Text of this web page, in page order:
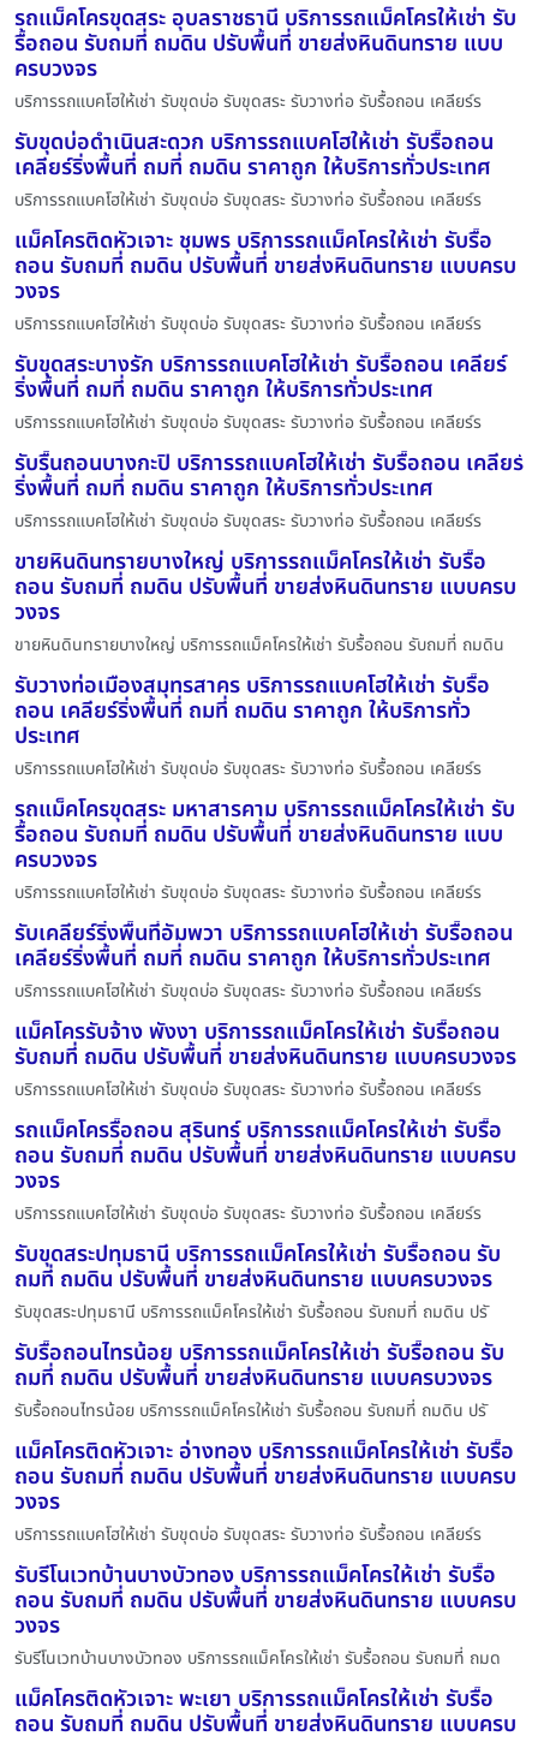
รถแม็คโครขุดสระ อุบลราชธานี บริการรถแม็คโครให้เช่า รับ
รื้อถอน รับถมที่ ถมดิน ปรับพื้นที่ ขายส่งหินดินทราย แบบ
ครบวงจร
บริการรถแบคโฮให้เช่า รับขุดบ่อ รับขุดสระ รับวางท่อ รับรื้อถอน เคลียร์ร
รับขุดบ่อดำเนินสะดวก บริการรถแบคโฮให้เช่า รับรื้อถอน
เคลียร์ริ่งพื้นที่ ถมที่ ถมดิน ราคาถูก ให้บริการทั่วประเทศ
บริการรถแบคโฮให้เช่า รับขุดบ่อ รับขุดสระ รับวางท่อ รับรื้อถอน เคลียร์ร
แม็คโครติดหัวเจาะ ชุมพร บริการรถแม็คโครให้เช่า รับรื้อ
ถอน รับถมที่ ถมดิน ปรับพื้นที่ ขายส่งหินดินทราย แบบครบ
วงจร
บริการรถแบคโฮให้เช่า รับขุดบ่อ รับขุดสระ รับวางท่อ รับรื้อถอน เคลียร์ร
รับขุดสระบางรัก บริการรถแบคโฮให้เช่า รับรื้อถอน เคลียร์
ริ่งพื้นที่ ถมที่ ถมดิน ราคาถูก ให้บริการทั่วประเทศ
บริการรถแบคโฮให้เช่า รับขุดบ่อ รับขุดสระ รับวางท่อ รับรื้อถอน เคลียร์ร
รับรื้นถอนบางกะปิ บริการรถแบคโฮให้เช่า รับรื้อถอน เคลียร์
ริ่งพื้นที่ ถมที่ ถมดิน ราคาถูก ให้บริการทั่วประเทศ
บริการรถแบคโฮให้เช่า รับขุดบ่อ รับขุดสระ รับวางท่อ รับรื้อถอน เคลียร์ร
ขายหินดินทรายบางใหญ่ บริการรถแม็คโครให้เช่า รับรื้อ
ถอน รับถมที่ ถมดิน ปรับพื้นที่ ขายส่งหินดินทราย แบบครบ
วงจร
ขายหินดินทรายบางใหญ่ บริการรถแม็คโครให้เช่า รับรื้อถอน รับถมที่ ถมดิน
รับวางท่อเมืองสมุทรสาคร บริการรถแบคโฮให้เช่า รับรื้อ
ถอน เคลียร์ริ่งพื้นที่ ถมที่ ถมดิน ราคาถูก ให้บริการทั่ว
ประเทศ
บริการรถแบคโฮให้เช่า รับขุดบ่อ รับขุดสระ รับวางท่อ รับรื้อถอน เคลียร์ร
รถแม็คโครขุดสระ มหาสารคาม บริการรถแม็คโครให้เช่า รับ
รื้อถอน รับถมที่ ถมดิน ปรับพื้นที่ ขายส่งหินดินทราย แบบ
ครบวงจร
บริการรถแบคโฮให้เช่า รับขุดบ่อ รับขุดสระ รับวางท่อ รับรื้อถอน เคลียร์ร
รับเคลียร์ริ่งพื้นที่อัมพวา บริการรถแบคโฮให้เช่า รับรื้อถอน
เคลียร์ริ่งพื้นที่ ถมที่ ถมดิน ราคาถูก ให้บริการทั่วประเทศ
บริการรถแบคโฮให้เช่า รับขุดบ่อ รับขุดสระ รับวางท่อ รับรื้อถอน เคลียร์ร
แม็คโครรับจ้าง พังงา บริการรถแม็คโครให้เช่า รับรื้อถอน
รับถมที่ ถมดิน ปรับพื้นที่ ขายส่งหินดินทราย แบบครบวงจร
บริการรถแบคโฮให้เช่า รับขุดบ่อ รับขุดสระ รับวางท่อ รับรื้อถอน เคลียร์ร
รถแม็คโครรื้อถอน สุรินทร์ บริการรถแม็คโครให้เช่า รับรื้อ
ถอน รับถมที่ ถมดิน ปรับพื้นที่ ขายส่งหินดินทราย แบบครบ
วงจร
บริการรถแบคโฮให้เช่า รับขุดบ่อ รับขุดสระ รับวางท่อ รับรื้อถอน เคลียร์ร
รับขุดสระปทุมธานี บริการรถแม็คโครให้เช่า รับรื้อถอน รับ
ถมที่ ถมดิน ปรับพื้นที่ ขายส่งหินดินทราย แบบครบวงจร
รับขุดสระปทุมธานี บริการรถแม็คโครให้เช่า รับรื้อถอน รับถมที่ ถมดิน ปรั
รับรื้อถอนไทรน้อย บริการรถแม็คโครให้เช่า รับรื้อถอน รับ
ถมที่ ถมดิน ปรับพื้นที่ ขายส่งหินดินทราย แบบครบวงจร
รับรื้อถอนไทรน้อย บริการรถแม็คโครให้เช่า รับรื้อถอน รับถมที่ ถมดิน ปรั
แม็คโครติดหัวเจาะ อ่างทอง บริการรถแม็คโครให้เช่า รับรื้อ
ถอน รับถมที่ ถมดิน ปรับพื้นที่ ขายส่งหินดินทราย แบบครบ
วงจร
บริการรถแบคโฮให้เช่า รับขุดบ่อ รับขุดสระ รับวางท่อ รับรื้อถอน เคลียร์ร
รับรีโนเวทบ้านบางบัวทอง บริการรถแม็คโครให้เช่า รับรื้อ
ถอน รับถมที่ ถมดิน ปรับพื้นที่ ขายส่งหินดินทราย แบบครบ
วงจร
รับรีโนเวทบ้านบางบัวทอง บริการรถแม็คโครให้เช่า รับรื้อถอน รับถมที่ ถมด
แม็คโครติดหัวเจาะ พะเยา บริการรถแม็คโครให้เช่า รับรื้อ
ถอน รับถมที่ ถมดิน ปรับพื้นที่ ขายส่งหินดินทราย แบบครบ